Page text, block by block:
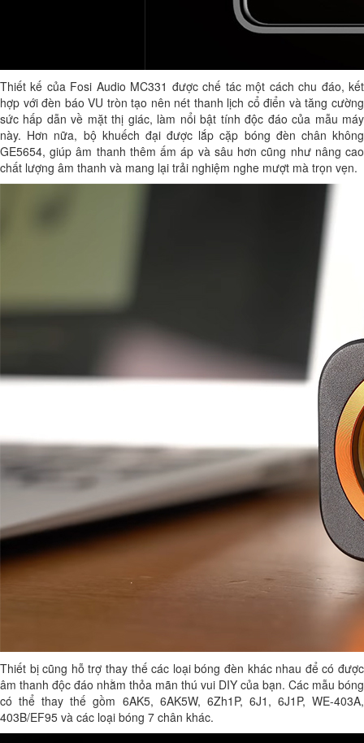
Thiết kế của Fosi Audio MC331 được chế tác một cách chu đáo, kết
hợp với đèn báo VU tròn tạo nên nét thanh lịch cổ điển và tăng cường
sức hấp dẫn về mặt thị giác, làm nổi bật tính độc đáo của mẫu máy
này. Hơn nữa, bộ khuếch đại được lắp cặp bóng đèn chân không
GE5654, giúp âm thanh thêm ấm áp và sâu hơn cũng như nâng cao
chất lượng âm thanh và mang lại trải nghiệm nghe mượt mà trọn vẹn.
Thiết bị cũng hỗ trợ thay thế các loại bóng đèn khác nhau để có được
âm thanh độc đáo nhằm thỏa mãn thú vui DIY của bạn. Các mẫu bóng
có thể thay thế gồm 6AK5, 6AK5W, 6Zh1P, 6J1, 6J1P, WE-403A,
403B/EF95 và các loại bóng 7 chân khác.